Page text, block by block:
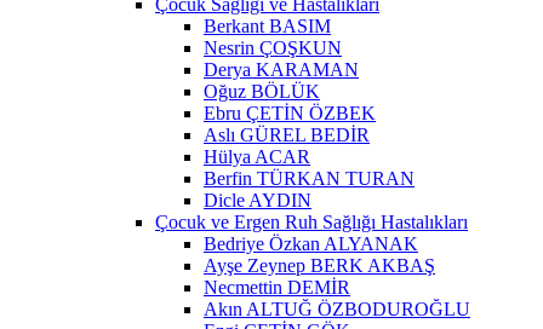
Berkant BASIM
Nesrin ÇOŞKUN
Derya KARAMAN
Oğuz BÖLÜK
Ebru ÇETİN ÖZBEK
Aslı GÜREL BEDİR
Hülya ACAR
Berfin TÜRKAN TURAN
Dicle AYDIN
Çocuk ve Ergen Ruh Sağlığı Hastalıkları
Bedriye Özkan ALYANAK
Ayşe Zeynep BERK AKBAŞ
Necmettin DEMİR
Akın ALTUĞ ÖZBODUROĞLU